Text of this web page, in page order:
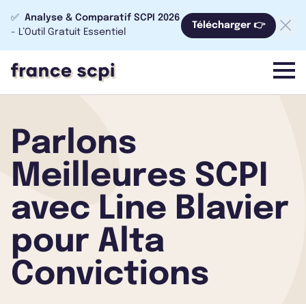
✅ Analyse & Comparatif SCPI 2026
- L’Outil Gratuit Essentiel
Télécharger 👉
menu
Parlons
Meilleures SCPI
avec Line Blavier
pour Alta
Convictions